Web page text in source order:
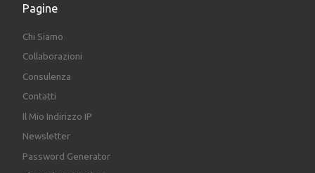
Pagine
Chi Siamo
Collaborazioni
Consulenza
Contatti
Il Mio Indirizzo IP
Newsletter
Password Generator